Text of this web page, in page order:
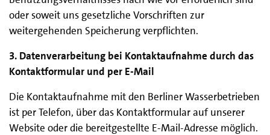
oder soweit uns gesetzliche Vorschriften zur
weitergehenden Speicherung verpflichten.
3. Datenverarbeitung bei Kontaktaufnahme durch das
Kontaktformular und per E-Mail
Die Kontaktaufnahme mit den Berliner Wasserbetrieben
ist per Telefon, über das Kontaktformular auf unserer
Website oder die bereitgestellte E-Mail-Adresse möglich.